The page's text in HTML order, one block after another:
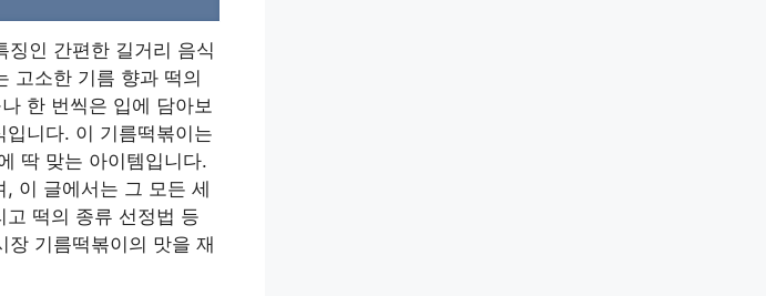
징인 간편한 길거리 음식
고소한 기름 향과 떡의
한 번씩은 입에 담아보
니다. 이 기름떡볶이는
딱 맞는 아이템입니다.
이 글에서는 그 모든 세
떡의 종류 선정법 등
장 기름떡볶이의 맛을 재